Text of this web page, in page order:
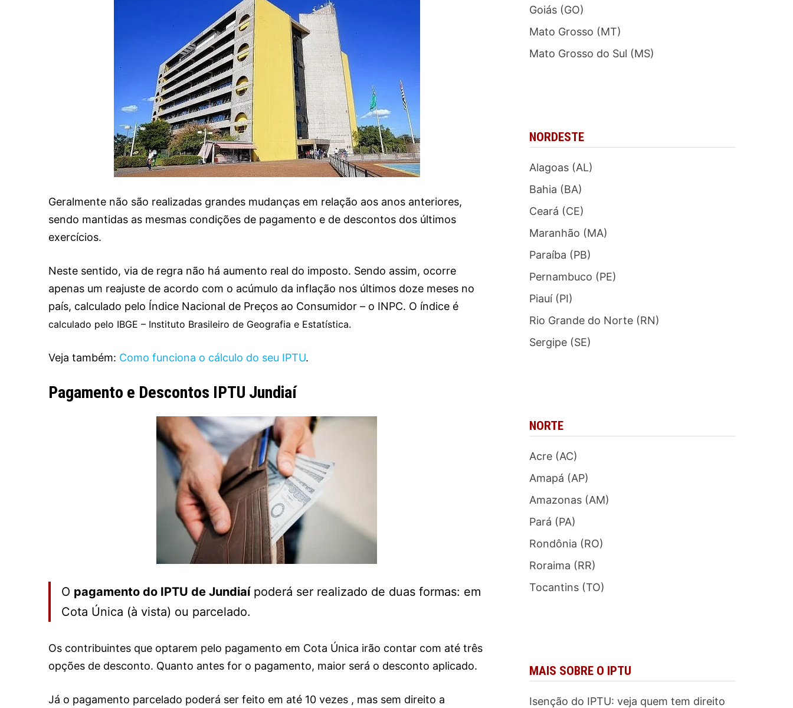
Geralmente não são realizadas grandes mudanças em relação aos anos anteriores,
sendo mantidas as mesmas condições de pagamento e de descontos dos últimos
exercícios.
Neste sentido, via de regra não há aumento real do imposto. Sendo assim, ocorre
apenas um reajuste de acordo com o acúmulo da inflação nos últimos doze meses no
país, calculado pelo Índice Nacional de Preços ao Consumidor – o INPC. O índice é
calculado pelo IBGE – Instituto Brasileiro de Geografia e Estatística.
Veja também: Como funciona o cálculo do seu IPTU.
Pagamento e Descontos IPTU Jundiaí
O pagamento do IPTU de Jundiaípoderá ser realizado de duas formas: em
Cota Única (à vista) ou parcelado.
Os contribuintes que optarem pelo pagamento em Cota Única irão contar com até três
opções de desconto. Quanto antes for o pagamento, maior será o desconto aplicado.
Já o pagamento parcelado poderá ser feito em até 10 vezes , mas sem direito a
Goiás (GO)
Mato Grosso (MT)
Mato Grosso do Sul (MS)
NORDESTE
Alagoas (AL)
Bahia (BA)
Ceará (CE)
Maranhão (MA)
Paraíba (PB)
Pernambuco (PE)
Piauí (PI)
Rio Grande do Norte (RN)
Sergipe (SE)
NORTE
Acre (AC)
Amapá (AP)
Amazonas (AM)
Pará (PA)
Rondônia (RO)
Roraima (RR)
Tocantins (TO)
MAIS SOBRE O IPTU
Isenção do IPTU: veja quem tem direito